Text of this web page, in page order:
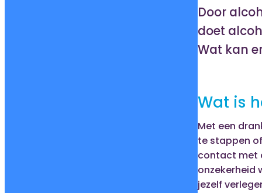
Door
doet
Wat kan
Wat is
Met een
te stappen
contact met
onzekerheid
jezelf